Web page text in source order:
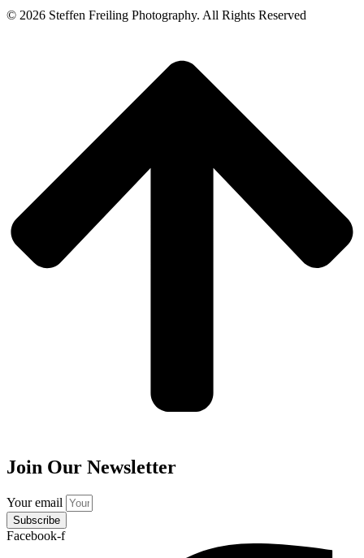
© 2026 Steffen Freiling Photography. All Rights Reserved
Join Our Newsletter
Your email
Subscribe
Facebook-f